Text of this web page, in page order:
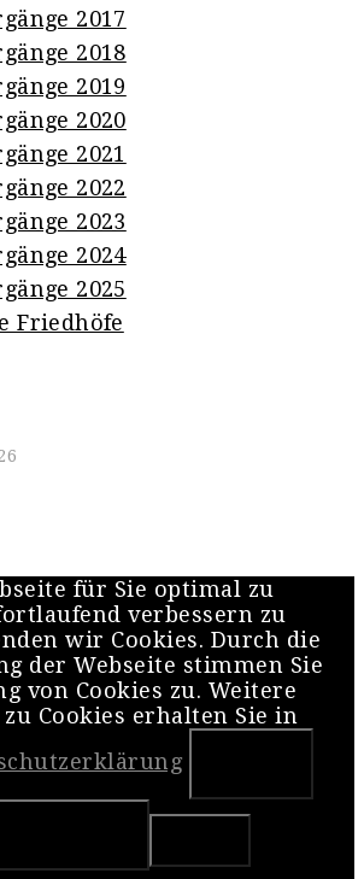
2017
2018
2019
2020
2021
2022
2023
2024
2025
Friedhöfe
für Sie optimal zu
verbessern zu
wir Cookies. Durch die
der Webseite stimmen Sie
von Cookies zu. Weitere
Cookies erhalten Sie in